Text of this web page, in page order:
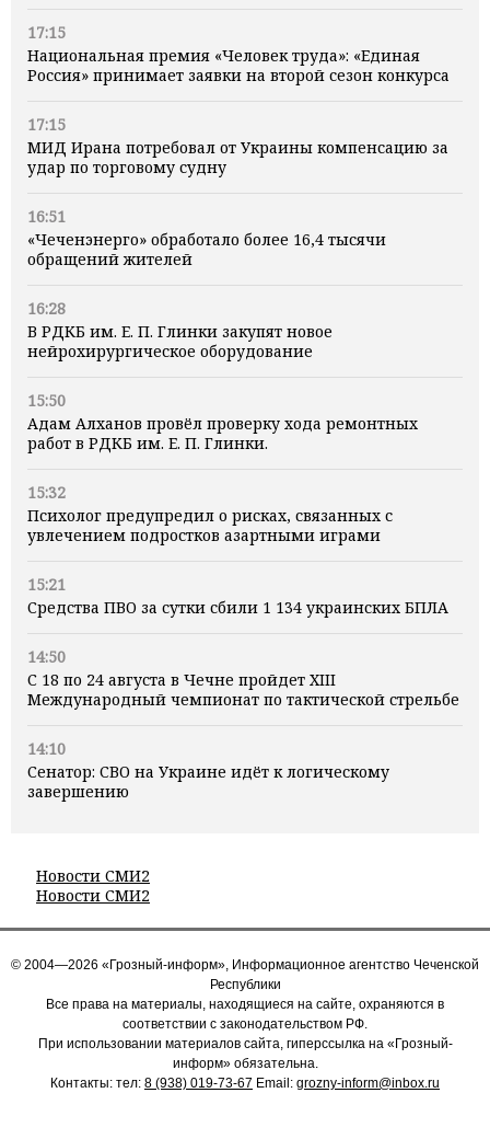
17:15
Национальная премия «Человек труда»: «Единая
Россия» принимает заявки на второй сезон конкурса
17:15
МИД Ирана потребовал от Украины компенсацию за
удар по торговому судну
16:51
«Чеченэнерго» обработало более 16,4 тысячи
обращений жителей
16:28
В РДКБ им. Е. П. Глинки закупят новое
нейрохирургическое оборудование
15:50
Адам Алханов провёл проверку хода ремонтных
работ в РДКБ им. Е. П. Глинки.
15:32
Психолог предупредил о рисках, связанных с
увлечением подростков азартными играми
15:21
Средства ПВО за сутки сбили 1 134 украинских БПЛА
14:50
С 18 по 24 августа в Чечне пройдет XIII
Международный чемпионат по тактической стрельбе
14:10
Сенатор: СВО на Украине идёт к логическому
завершению
Новости СМИ2
Новости СМИ2
© 2004—2026 «Грозный-информ», Информационное агентство Чеченской
Республики
Все права на материалы, находящиеся на сайте, охраняются в
соответствии с законодательством РФ.
При использовании материалов сайта, гиперссылка на «Грозный-
информ» обязательна.
Контакты: тел: 8 (938) 019-73-67 Email: grozny-inform@inbox.ru